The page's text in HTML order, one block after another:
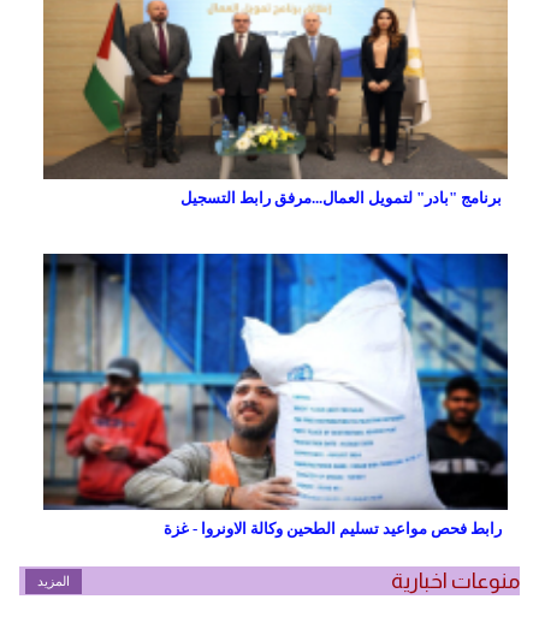
برنامج "بادر" لتمويل العمال...مرفق رابط التسجيل
رابط فحص مواعيد تسليم الطحين وكالة الاونروا - غزة
منوعات اخبارية المزيد